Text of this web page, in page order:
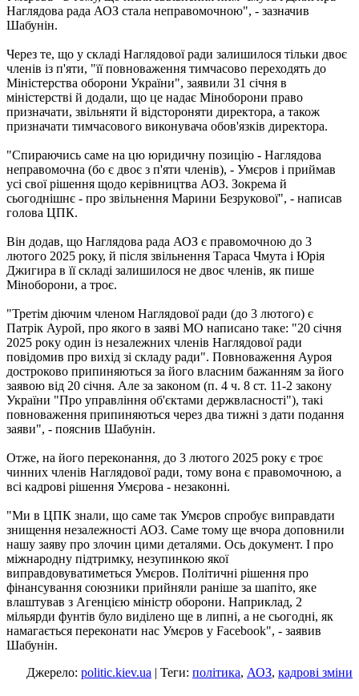
Наглядова рада АОЗ стала неправомочною", - зазначив
Шабунін.
Через те, що у складі Наглядової ради залишилося тільки двоє
членів із п'яти, "її повноваження тимчасово переходять до
Міністерства оборони України", заявили 31 січня в
міністерстві й додали, що це надає Міноборони право
призначати, звільняти й відстороняти директора, а також
призначати тимчасового виконувача обов'язків директора.
"Спираючись саме на цю юридичну позицію - Наглядова
неправомочна (бо є двоє з п'яти членів), - Умєров і приймав
усі свої рішення щодо керівництва АОЗ. Зокрема й
сьогоднішнє - про звільнення Марини Безрукової", - написав
голова ЦПК.
Він додав, що Наглядова рада АОЗ є правомочною до 3
лютого 2025 року, й після звільнення Тараса Чмута і Юрія
Джигира в її складі залишилося не двоє членів, як пише
Міноборони, а троє.
"Третім діючим членом Наглядової ради (до 3 лютого) є
Патрік Аурой, про якого в заяві МО написано таке: "20 січня
2025 року один із незалежних членів Наглядової ради
повідомив про вихід зі складу ради". Повноваження Ауроя
достроково припиняються за його власним бажанням за його
заявою від 20 січня. Але за законом (п. 4 ч. 8 ст. 11-2 закону
України "Про управління об'єктами держвласності"), такі
повноваження припиняються через два тижні з дати подання
заяви", - пояснив Шабунін.
Отже, на його переконання, до 3 лютого 2025 року є троє
чинних членів Наглядової ради, тому вона є правомочною, а
всі кадрові рішення Умєрова - незаконні.
"Ми в ЦПК знали, що саме так Умєров спробує виправдати
знищення незалежності АОЗ. Саме тому ще вчора доповнили
нашу заяву про злочин цими деталями. Ось документ. І про
міжнародну підтримку, незупинкою якої
виправдовуватиметься Умєров. Політичні рішення про
фінансування союзники прийняли раніше за шапіто, яке
влаштував з Агенцією міністр оборони. Наприклад, 2
мільярди фунтів було виділено ще в липні, а не сьогодні, як
намагається переконати нас Умєров у Facebook", - заявив
Шабунін.
Джерело: politic.kiev.ua | Теги: політика, АОЗ, кадрові зміни